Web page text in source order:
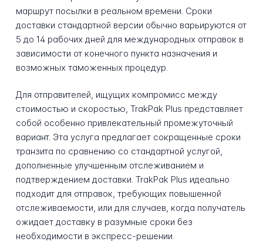
маршрут посылки в реальном времени. Сроки
доставки стандартной версии обычно варьируются от
5 до 14 рабочих дней для международных отправок в
зависимости от конечного пункта назначения и
возможных таможенных процедур.
Для отправителей, ищущих компромисс между
стоимостью и скоростью, TrakPak Plus представляет
собой особенно привлекательный промежуточный
вариант. Эта услуга предлагает сокращенные сроки
транзита по сравнению со стандартной услугой,
дополненные улучшенным отслеживанием и
подтверждением доставки. TrakPak Plus идеально
подходит для отправок, требующих повышенной
отслеживаемости, или для случаев, когда получатель
ожидает доставку в разумные сроки без
необходимости в экспресс-решении.